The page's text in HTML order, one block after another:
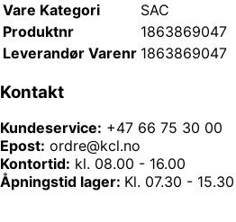
Vare Kategori
SAC
Produktnr
1863869047
Leverandør Varenr 1863869047
Kontakt
Kundeservice: +47 66 75 30 00
Epost: ordre@kcl.no
Kontortid: kl. 08.00 - 16.00
Åpningstid lager: Kl. 07.30 - 15.30